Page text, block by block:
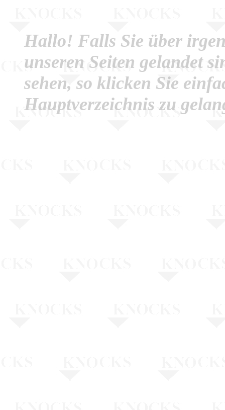
Hallo! Falls Sie über
unseren Seiten gelandet
sehen, so klicken Sie
Hauptverzeichnis zu